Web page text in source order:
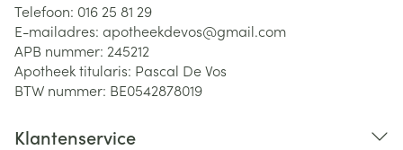
Telefoon: 016 25 81 29
E-mailadres: apotheekdevos@gmail.com
APB nummer: 245212
Apotheek titularis: Pascal De Vos
BTW nummer: BE0542878019
Klantenservice